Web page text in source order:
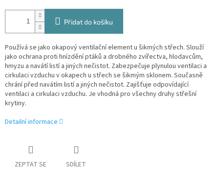
Přidat do košíku
Používá se jako okapový ventilační element u šikmých střech. Slouží
jako ochrana proti hnízdění ptáků a drobného zvířectva, hlodavcům,
hmyzu a navátí listí a jiných nečistot. Zabezpečuje plynulou ventilaci a
cirkulaci vzduchu v okapech u střech se šikmým sklonem. Současně
chrání před navátím listí a jiných nečistot. Zajišťuje odpovídající
ventilaci a cirkulaci vzduchu. Je vhodná pro všechny druhy střešní
krytiny.
Detailní informace
ZEPTAT SE SDÍLET